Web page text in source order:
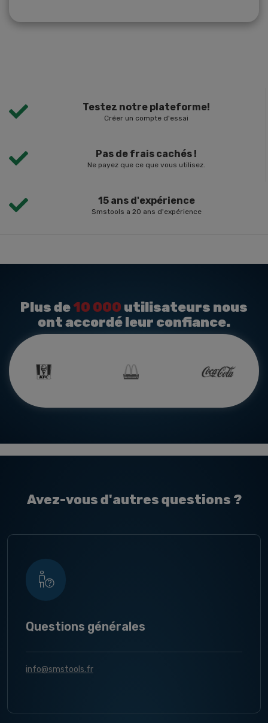
Testez notre plateforme!
Créer un compte d'essai
Pas de frais cachés !
Ne payez que ce que vous utilisez.
15 ans d'expérience
Smstools a 20 ans d'expérience
Plus de10 000 utilisateurs nous
ont accordé leur confiance.
Avez-vous d'autres questions ?
Questions générales
info@smstools.fr